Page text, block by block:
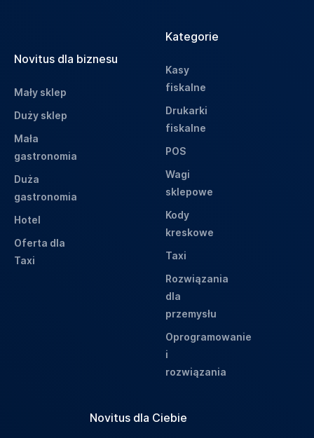
Novitus dla biznesu
Mały sklep
Duży sklep
Mała
gastronomia
Duża
gastronomia
Hotel
Oferta dla
Taxi
Kategorie
Kasy
fiskalne
Drukarki
fiskalne
POS
Wagi
sklepowe
Kody
kreskowe
Taxi
Rozwiązania
dla
przemysłu
Oprogramowanie
i
rozwiązania
Novitus dla Ciebie